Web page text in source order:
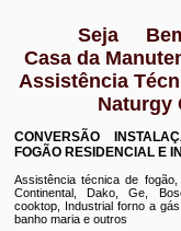
Seja
Casa da
Assistência
Naturgy
CONVERSÃO
FOGÃO RESIDENCIAL E
Assistência técnica de fogão,
Continental, Dako, Ge,
cooktop, Industrial forno a
banho maria e outros